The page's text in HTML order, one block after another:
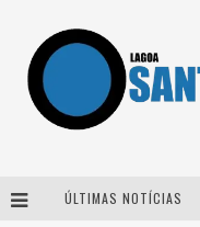
ÚLTIMAS NOTÍCIAS